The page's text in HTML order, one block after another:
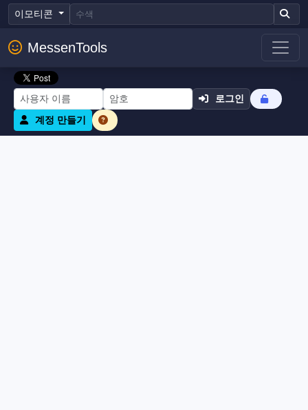
이모티콘
MessenTools
로그인
계정 만들기